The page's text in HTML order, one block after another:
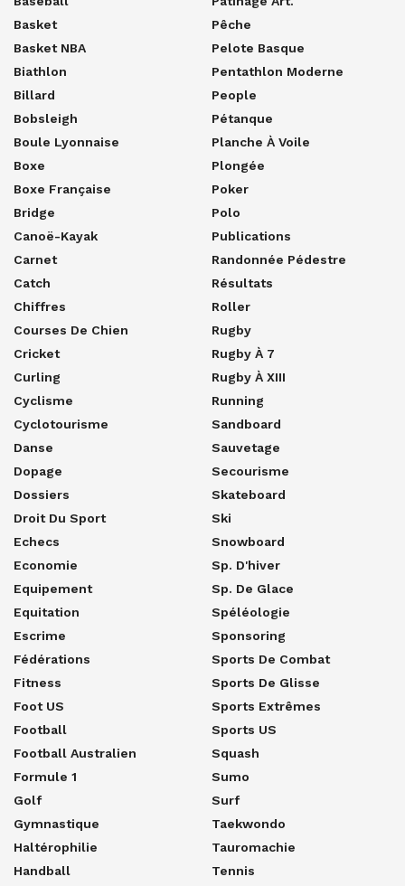
Basket
Basket NBA
Biathlon
Billard
Bobsleigh
Boule Lyonnaise
Boxe
Boxe Française
Bridge
Canoë-Kayak
Carnet
Catch
Chiffres
Courses De Chien
Cricket
Curling
Cyclisme
Cyclotourisme
Danse
Dopage
Dossiers
Droit Du Sport
Echecs
Economie
Equipement
Equitation
Escrime
Fédérations
Fitness
Foot US
Football
Football Australien
Formule 1
Golf
Gymnastique
Haltérophilie
Handball
Pêche
Pelote Basque
Pentathlon Moderne
People
Pétanque
Planche À Voile
Plongée
Poker
Polo
Publications
Randonnée Pédestre
Résultats
Roller
Rugby
Rugby À 7
Rugby À XIII
Running
Sandboard
Sauvetage
Secourisme
Skateboard
Ski
Snowboard
Sp. D'hiver
Sp. De Glace
Spéléologie
Sponsoring
Sports De Combat
Sports De Glisse
Sports Extrêmes
Sports US
Squash
Sumo
Surf
Taekwondo
Tauromachie
Tennis